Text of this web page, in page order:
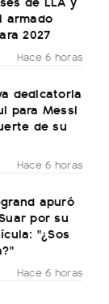
armado
2027
Hace 6 horas
dedicatoria
para Messi
de su
Hace 6 horas
apuró
por su
"¿Sos
Hace 6 horas